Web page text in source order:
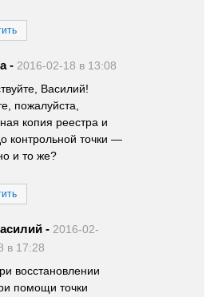
- 2016-02-18 в 13:08
Василий!
пожалуйста,
копия реестра и
контрольной точки —
и то же?
- 2016-02-
в 17:28
восстановлении
помощи точки